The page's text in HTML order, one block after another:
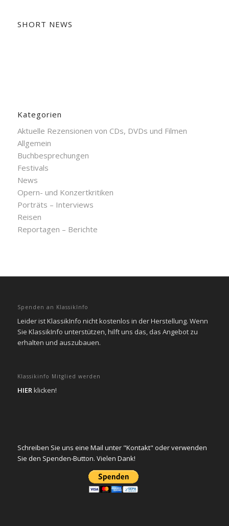
SHORT NEWS
Kategorien
Aktuelle Rezensionen von CDs, DVDs und Filmen
Allgemein
Buchbesprechungen
Festivals
News
Opern- und Konzertkritiken
Porträts – Interviews
Reisen
Reportagen – Berichte
Spenden an KlassikInfo
Leider ist KlassikInfo nicht kostenlos in der Herstellung. Wenn
Sie KlassikInfo unterstützen, hilft uns das, das Angebot zu
erhalten und auszubauen.
Klassikinfo Mitglied werden
HIERklicken!
Schreiben Sie uns eine Mail unter "Kontakt" oder verwenden
Sie den Spenden-Button. Vielen Dank!